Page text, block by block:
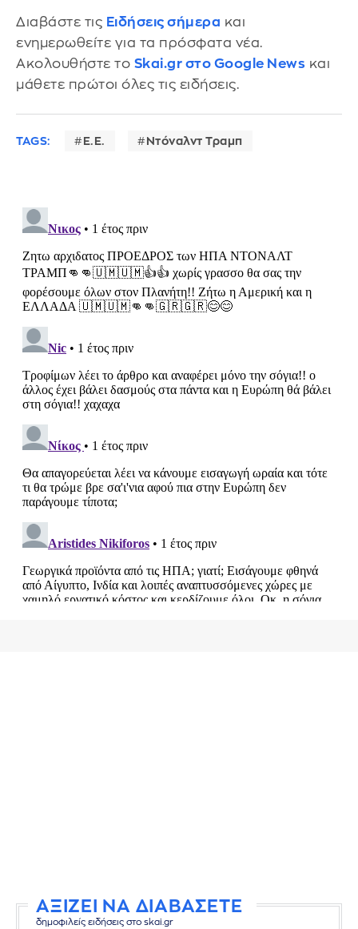
Διαβάστε τις Ειδήσεις σήμερα και
ενημερωθείτε για τα πρόσφατα νέα.
Ακολουθήστε το Skai.gr στο Google News και
μάθετε πρώτοι όλες τις ειδήσεις.
TAGS: Ε.Ε. Ντόναλντ Τραμπ
ΑΞΙΖΕΙ ΝΑ ΔΙΑΒΑΣΕΤΕ
δημοφιλείς ειδήσεις στο skai.gr